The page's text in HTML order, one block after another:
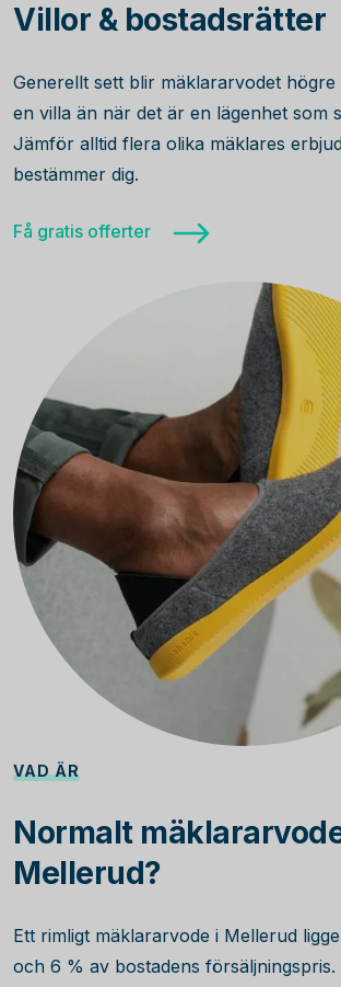
Villor & bostadsrätter
Generellt sett blir mäklararvodet högre
en villa än när det är en lägenhet som
Jämför alltid flera olika mäklares
bestämmer dig.
Få gratis offerter
VAD ÄR
Normalt
Mellerud?
Ett rimligt mäklararvode i Mellerud
och 6 % av bostadens